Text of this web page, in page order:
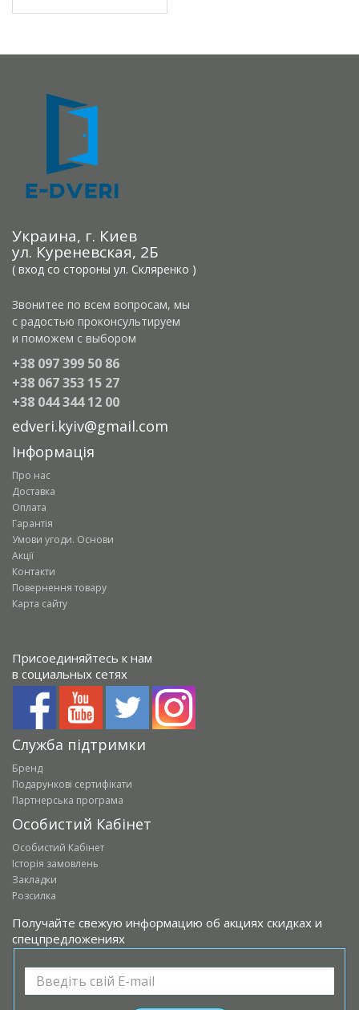
Украина, г. Киев
ул. Куреневская, 2Б
( вход со стороны ул. Скляренко )
Звонитее по всем вопросам, мы
с радостью проконсультируем
и поможем с выбором
+38 097 399 50 86
+38 067 353 15 27
+38 044 344 12 00
edveri.kyiv@gmail.com
Інформація
Про нас
Доставка
Оплата
Гарантія
Умови угоди. Основи
Акції
Контакти
Повернення товару
Карта сайту
Присоединяйтесь к нам
в социальных сетях
Служба підтримки
Бренд
Подарункові сертифікати
Партнерська програма
Особистий Кабінет
Особистий Кабінет
Історія замовлень
Закладки
Розсилка
Получайте свежую информацию об акциях скидках и
спецпредложениях